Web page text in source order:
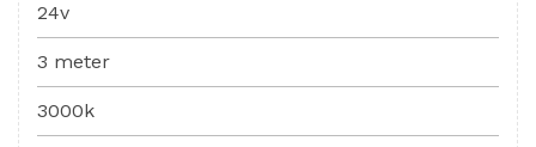
24v
3 meter
3000k